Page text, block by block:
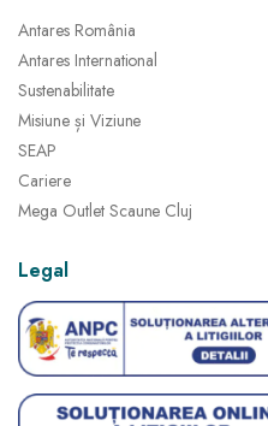
Antares România
Antares International
Sustenabilitate
Misiune și Viziune
SEAP
Cariere
Mega Outlet Scaune Cluj
Legal